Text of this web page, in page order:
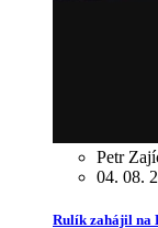
Petr
04. 08.
Rulík zahájil na